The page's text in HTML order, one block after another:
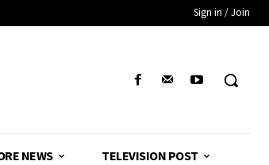
Sign in / Join
NEWS TELEVISION POST